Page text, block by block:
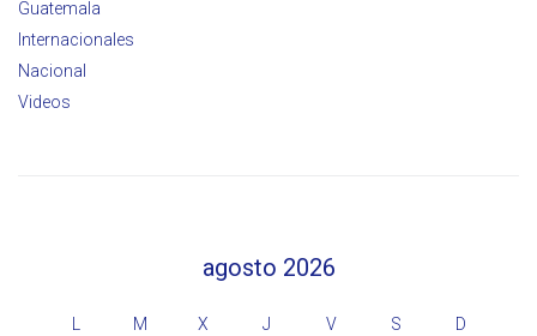
Guatemala
Internacionales
Nacional
Videos
agosto 2026
L M X J V S D